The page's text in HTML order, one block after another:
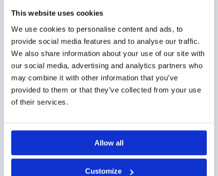
This website uses cookies
We use cookies to personalise content and ads, to
provide social media features and to analyse our traffic.
We also share information about your use of our site with
our social media, advertising and analytics partners who
may combine it with other information that you’ve
provided to them or that they’ve collected from your use
of their services.
Allow all
Customize
Sacchetti Multi Foil con
Valvola in
Polipropilene
€130,00-€ 730,00
di
prezzo:
da
€730,00
Sacche Tedlar con
Raccordo PTFE
€ 185,00-€705,00
Fascia
prezzo:
da
Iva esclusa
Spese di spedizione